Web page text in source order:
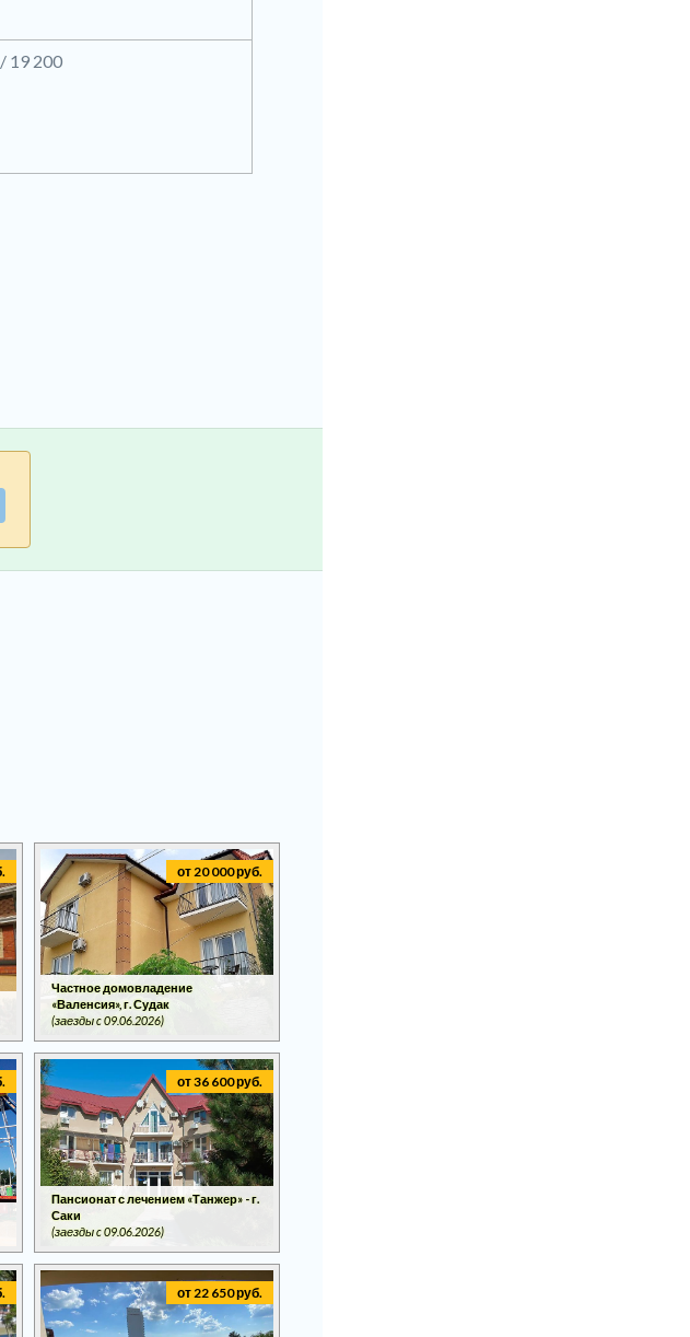
19 200
от 20 000 руб.
Частное домовладение
«Валенсия», г. Судак
(заезды c 09.06.2026)
от 36 600 руб.
Пансионат с лечением «Танжер» - г.
Саки
(заезды c 09.06.2026)
от 22 650 руб.